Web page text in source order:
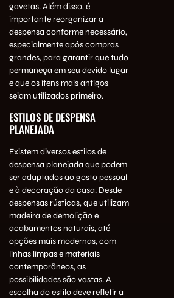
gavetas. Além disso, é
importante reorganizar a
despensa conforme necessário,
especialmente após compras
grandes, para garantir que tudo
permaneça em seu devido lugar
e que os itens mais antigos
sejam utilizados primeiro.
ESTILOS DE DESPENSA
PLANEJADA
Existem diversos estilos de
despensa planejada que podem
ser adaptados ao gosto pessoal
e à decoração da casa. Desde
despensas rústicas, que utilizam
madeira de demolição e
acabamentos naturais, até
opções mais modernas, com
linhas limpas e materiais
contemporâneos, as
possibilidades são vastas. A
escolha do estilo deve refletir a